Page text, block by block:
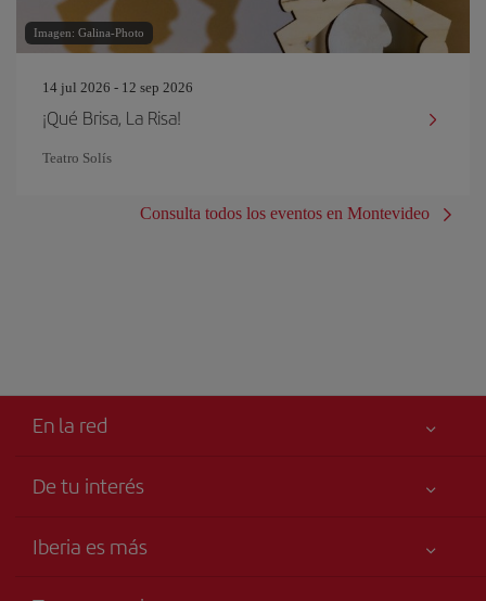
Imagen: Galina-Photo
14 jul 2026 - 12 sep 2026
¡Qué Brisa, La Risa!
Teatro Solís
Consulta todos los eventos en Montevideo
En la red
De tu interés
Tu seguridad es lo primero
Iberia es más